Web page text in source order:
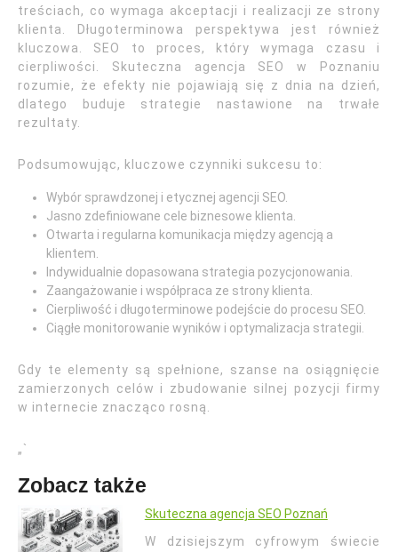
treściach, co wymaga akceptacji i realizacji ze strony
klienta. Długoterminowa perspektywa jest również
kluczowa. SEO to proces, który wymaga czasu i
cierpliwości. Skuteczna agencja SEO w Poznaniu
rozumie, że efekty nie pojawiają się z dnia na dzień,
dlatego buduje strategie nastawione na trwałe
rezultaty.
Podsumowując, kluczowe czynniki sukcesu to:
Wybór sprawdzonej i etycznej agencji SEO.
Jasno zdefiniowane cele biznesowe klienta.
Otwarta i regularna komunikacja między agencją a
klientem.
Indywidualnie dopasowana strategia pozycjonowania.
Zaangażowanie i współpraca ze strony klienta.
Cierpliwość i długoterminowe podejście do procesu SEO.
Ciągłe monitorowanie wyników i optymalizacja strategii.
Gdy te elementy są spełnione, szanse na osiągnięcie
zamierzonych celów i zbudowanie silnej pozycji firmy
w internecie znacząco rosną.
„`
Zobacz także
Skuteczna agencja SEO Poznań
W dzisiejszym cyfrowym świecie